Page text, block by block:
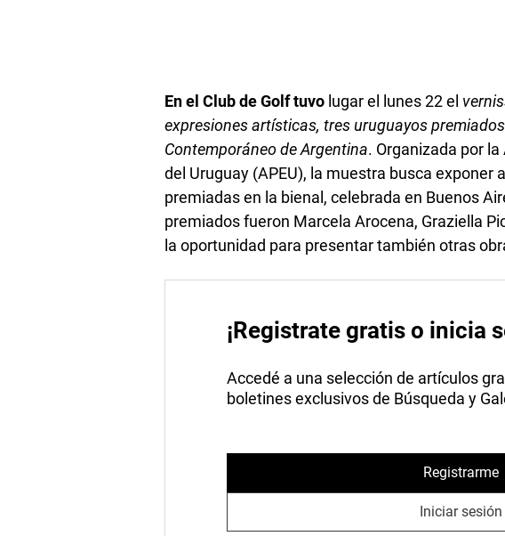
En el Club de Golf tuvo lugar el lunes 22 el
expresiones artísticas, tres uruguayos
Contemporáneo de Argentina. Organizada por
del Uruguay (APEU), la muestra busca exponer
premiadas en la bienal, celebrada en Buenos
premiados fueron Marcela Arocena, Graziella
la oportunidad para presentar también otras
¡Registrate gratis o inicia
Accedé a una selección de artículos
boletines exclusivos de Búsqueda y
Registrarme
Iniciar sesión